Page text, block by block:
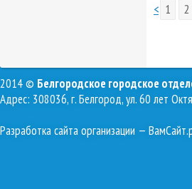
< 1 2
2014 © Белгородское городское
Адрес: 308036, г. Белгород, ул. 60 лет
Разработка сайта организации —